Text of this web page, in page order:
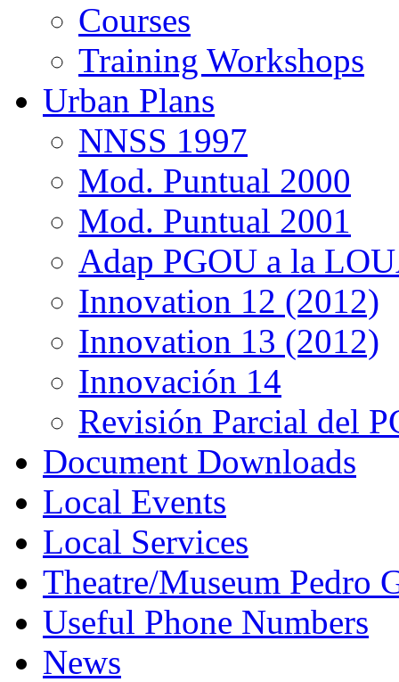
Courses
Training Workshops
Urban Plans
NNSS 1997
Mod. Puntual 2000
Mod. Puntual 2001
Adap PGOU a la
Innovation 12 (2012)
Innovation 13 (2012)
Innovación 14
Revisión Parcial del
Document Downloads
Local Events
Local Services
Theatre/Museum Pedro
Useful Phone Numbers
News